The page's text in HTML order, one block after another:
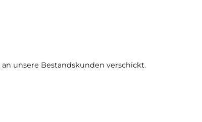
an unsere Bestandskunden verschickt.